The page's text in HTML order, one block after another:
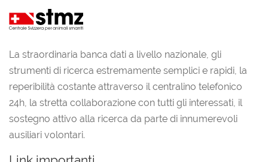
La straordinaria banca dati a livello nazionale, gli
strumenti di ricerca estremamente semplici e rapidi, la
reperibilità costante attraverso il centralino telefonico
24h, la stretta collaborazione con tutti gli interessati, il
sostegno attivo alla ricerca da parte di innumerevoli
ausiliari volontari.